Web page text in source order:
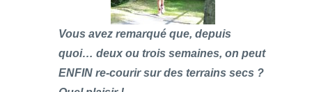
Vous avez remarqué que, depuis
quoi… deux ou trois semaines, on peut
ENFIN re-courir sur des terrains secs ?